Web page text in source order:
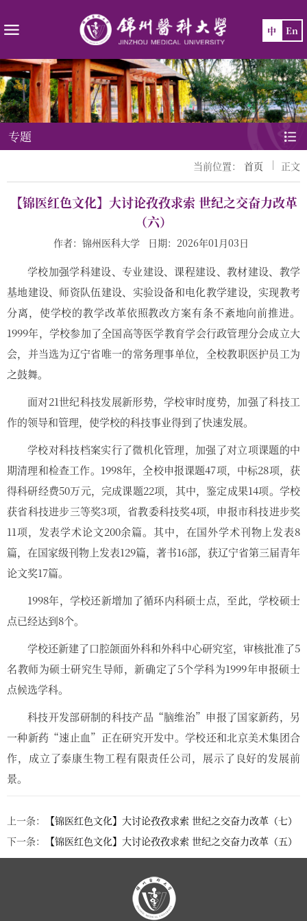
中 En
专题
当前位置： 首页 正文
【锦医红色文化】大讨论孜孜求索 世纪之交奋力改革
（六）
作者：锦州医科大学 日期：2026年01月03日
学校加强学科建设、专业建设、课程建设、教材建设、教学
基地建设、师资队伍建设、实验设备和电化教学建设，实现教考
分离，使学校的教学改革依照教改方案有条不紊地向前推进。
1999年，学校参加了全国高等医学教育学会行政管理分会成立大
会，并当选为辽宁省唯一的常务理事单位，全校教职医护员工为
之鼓舞。
面对21世纪科技发展新形势，学校审时度势，加强了科技工
作的领导和管理，使学校的科技事业得到了快速发展。
学校对科技档案实行了微机化管理，加强了对立项课题的中
期清理和检查工作。1998年，全校申报课题47项，中标28项，获
得科研经费50万元，完成课题22项，其中，鉴定成果14项。学校
获省科技进步三等奖3项，省教委科技奖4项，申报市科技进步奖
11项，发表学术论文200余篇。其中，在国外学术刊物上发表8
篇，在国家级刊物上发表129篇，著书16部，获辽宁省第三届青年
论文奖17篇。
1998年，学校还新增加了循环内科硕士点，至此，学校硕士
点已经达到8个。
学校还新建了口腔颌面外科和外科中心研究室，审核批准了5
名教师为硕士研究生导师，新确定了5个学科为1999年申报硕士
点候选学科。
科技开发部研制的科技产品“脑维治”申报了国家新药，另
一种新药“速止血”正在研究开发中。学校还和北京美术集团合
作，成立了泰康生物工程有限责任公司，展示了良好的发展前
景。
上一条：
【锦医红色文化】大讨论孜孜求索 世纪之交奋力改革（七）
下一条：
【锦医红色文化】大讨论孜孜求索 世纪之交奋力改革（五）